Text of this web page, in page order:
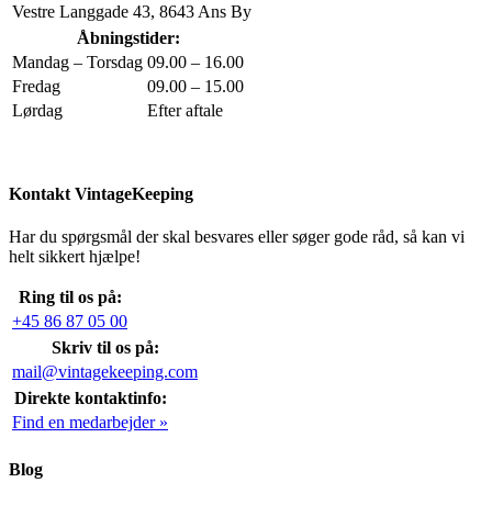
Vestre Langgade 43, 8643 Ans By
Åbningstider:
Mandag – Torsdag 09.00 – 16.00
Fredag
09.00 – 15.00
Lørdag
Efter aftale
Kontakt VintageKeeping
Har du spørgsmål der skal besvares eller søger gode råd, så kan vi
helt sikkert hjælpe!
Ring til os på:
+45 86 87 05 00
Skriv til os på:
mail@vintagekeeping.com
Direkte kontaktinfo:
Find en medarbejder »
Blog